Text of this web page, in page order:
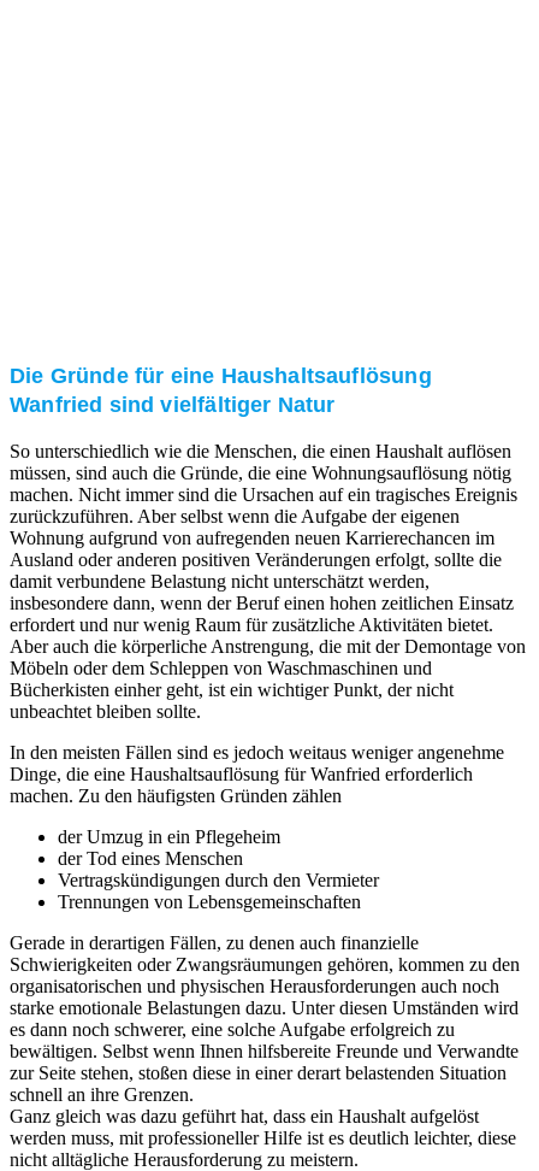
Die Gründe für eine Haushaltsauflösung
Wanfried sind vielfältiger Natur
So unterschiedlich wie die Menschen, die einen Haushalt auflösen
müssen, sind auch die Gründe, die eine Wohnungsauflösung nötig
machen. Nicht immer sind die Ursachen auf ein tragisches Ereignis
zurückzuführen. Aber selbst wenn die Aufgabe der eigenen
Wohnung aufgrund von aufregenden neuen Karrierechancen im
Ausland oder anderen positiven Veränderungen erfolgt, sollte die
damit verbundene Belastung nicht unterschätzt werden,
insbesondere dann, wenn der Beruf einen hohen zeitlichen Einsatz
erfordert und nur wenig Raum für zusätzliche Aktivitäten bietet.
Aber auch die körperliche Anstrengung, die mit der Demontage von
Möbeln oder dem Schleppen von Waschmaschinen und
Bücherkisten einher geht, ist ein wichtiger Punkt, der nicht
unbeachtet bleiben sollte.
In den meisten Fällen sind es jedoch weitaus weniger angenehme
Dinge, die eine Haushaltsauflösung für Wanfried erforderlich
machen. Zu den häufigsten Gründen zählen
der Umzug in ein Pflegeheim
der Tod eines Menschen
Vertragskündigungen durch den Vermieter
Trennungen von Lebensgemeinschaften
Gerade in derartigen Fällen, zu denen auch finanzielle
Schwierigkeiten oder Zwangsräumungen gehören, kommen zu den
organisatorischen und physischen Herausforderungen auch noch
starke emotionale Belastungen dazu. Unter diesen Umständen wird
es dann noch schwerer, eine solche Aufgabe erfolgreich zu
bewältigen. Selbst wenn Ihnen hilfsbereite Freunde und Verwandte
zur Seite stehen, stoßen diese in einer derart belastenden Situation
schnell an ihre Grenzen.
Ganz gleich was dazu geführt hat, dass ein Haushalt aufgelöst
werden muss, mit professioneller Hilfe ist es deutlich leichter, diese
nicht alltägliche Herausforderung zu meistern.